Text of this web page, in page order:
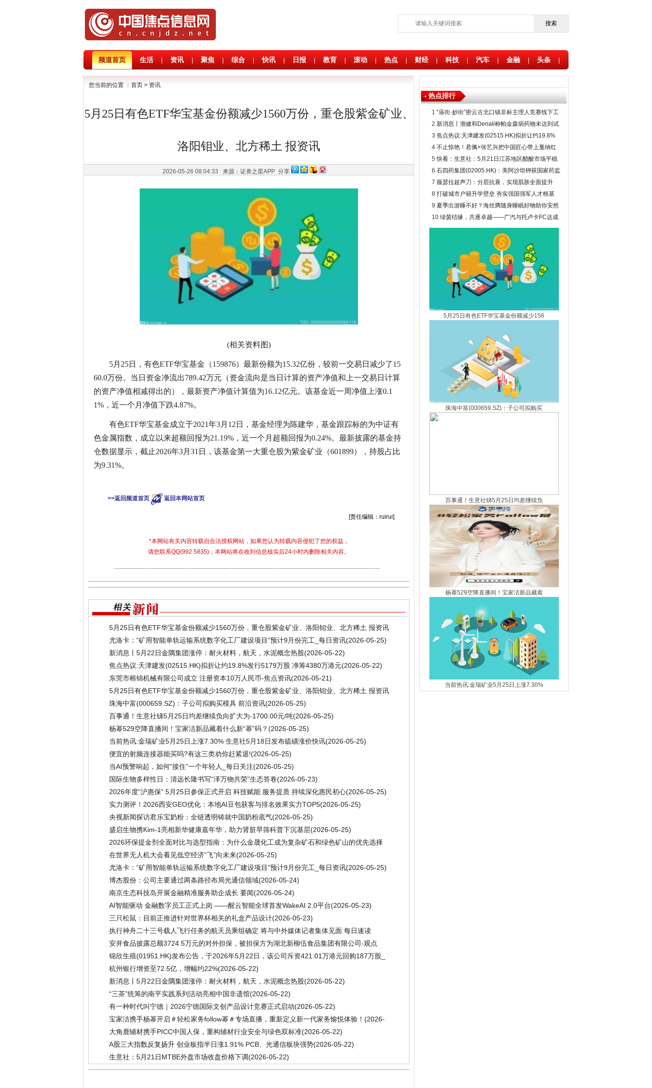
搜索
频道首页 生活 资讯 聚焦 综合 快讯 日报 教育 滚动 热点 财经 科技 汽车 金融 头条
您当前的位置 ： 首页 > 资讯
5月25日有色ETF华宝基金份额减少1560万份，重仓股紫金矿业、
洛阳钼业、北方稀土 报资讯
2026-05-26 08:04:33 来源：证券之星APP分享
(相关资料图)
5月25日，有色ETF华宝基金（159876）最新份额为15.32亿份，较前一交易日减少了15
60.0万份。当日资金净流出789.42万元（资金流向是当日计算的资产净值和上一交易日计算
的资产净值相减得出的），最新资产净值计算值为16.12亿元。该基金近一周净值上涨0.1
1%，近一个月净值下跌4.87%。
有色ETF华宝基金成立于2021年3月12日，基金经理为陈建华，基金跟踪标的为中证有
色金属指数，成立以来超额回报为21.19%，近一个月超额回报为0.24%。最新披露的基金持
仓数据显示，截止2026年3月31日，该基金第一大重仓股为紫金矿业（601899），持股占比
为9.31%。
>>返回频道首页 返回本网站首页
[责任编辑：ruirui]
*本网站有关内容转载自合法授权网站，如果您认为转载内容侵犯了您的权益，
请您联系QQ(992 5835)，本网站将在收到信息核实后24小时内删除相关内容。
5月25日有色ETF华宝基金份额减少1560万份，重仓股紫金矿业、洛阳钼业、北方稀土 报资讯
(2026-05-26)
尤洛卡：“矿用智能单轨运输系统数字化工厂建设项目”预计9月份完工_每日资讯(2026-05-25)
新消息丨5月22日金隅集团涨停：耐火材料，航天，水泥概念热股(2026-05-22)
焦点热议:天津建发(02515.HK)拟折让约19.8%发行5179万股 净筹4380万港元(2026-05-22)
东莞市榕锦机械有限公司成立 注册资本10万人民币-焦点资讯(2026-05-21)
5月25日有色ETF华宝基金份额减少1560万份，重仓股紫金矿业、洛阳钼业、北方稀土 报资讯
(2026-05-26)
珠海中富(000659.SZ)：子公司拟购买模具 前沿资讯(2026-05-25)
百事通！生意社锑5月25日均差继续负向扩大为-1700.00元/吨(2026-05-25)
杨幂529空降直播间！宝家洁新品藏着什么新“幂”码？(2026-05-25)
当前热讯:金瑞矿业5月25日上涨7.30% 生意社5月18日发布硫磺涨价快讯(2026-05-25)
便宜的射频连接器能买吗?有这三类劝你赶紧退!(2026-05-25)
当AI预警响起，如何“接住”一个年轻人_每日关注(2026-05-25)
国际生物多样性日：清远长隆书写“泽万物共荣”生态答卷(2026-05-23)
2026年度“沪惠保” 5月25日参保正式开启 科技赋能 服务提质 持续深化惠民初心(2026-05-25)
实力测评！2026西安GEO优化：本地AI豆包获客与排名效果实力TOP5(2026-05-25)
央视新闻探访君乐宝奶粉：全链透明铸就中国奶粉底气(2026-05-25)
盛启生物携Kim‑1亮相新华健康嘉年华，助力肾脏早筛科普下沉基层(2026-05-25)
2026环保提金剂全面对比与选型指南：为什么金晟化工成为复杂矿石和绿色矿山的优先选择
(2026-05-25)
在世界无人机大会看见低空经济“飞”向未来(2026-05-25)
尤洛卡：“矿用智能单轨运输系统数字化工厂建设项目”预计9月份完工_每日资讯(2026-05-25)
博杰股份：公司主要通过两条路径布局光通信领域(2026-05-24)
南京生态科技岛开展金融精准服务助企成长 要闻(2026-05-24)
AI智能驱动 金融数字员工正式上岗 ——醒云智能全球首发WakeAI 2.0平台(2026-05-23)
三只松鼠：目前正推进针对世界杯相关的礼盒产品设计(2026-05-23)
执行神舟二十三号载人飞行任务的航天员乘组确定 将与中外媒体记者集体见面 每日速读
(2026-05-23)
安井食品披露总额3724.5万元的对外担保，被担保方为湖北新柳伍食品集团有限公司-观点
(2026-05-22)
锦欣生殖(01951.HK)发布公告，于2026年5月22日，该公司斥资421.01万港元回购187万股_
视点(2026-05-22)
杭州银行增资至72.5亿，增幅约22%(2026-05-22)
新消息丨5月22日金隅集团涨停：耐火材料，航天，水泥概念热股(2026-05-22)
“三茶”统筹的南平实践系列活动亮相中国非遗馆(2026-05-22)
有一种时代叫宁德｜2026宁德国际文创产品设计竞赛正式启动(2026-05-22)
宝家洁携手杨幂开启＃轻松家务follow幂＃专场直播，重新定义新一代家务愉悦体验！ (2026-
05-22)
大角鹿辅材携手PICC中国人保，重构辅材行业安全与绿色双标准(2026-05-22)
A股三大指数反复扬升 创业板指半日涨1.91% PCB、光通信板块强势(2026-05-22)
生意社：5月21日MTBE外盘市场收盘价格下调(2026-05-22)
热点排行
1 “庙街·妙街”密云古北口镇非标主理人竞赛线下工
作营圆满举办
2 新消息丨渤健和Denali称帕金森病药物未达到试
验终点
3 焦点热议:天津建发(02515.HK)拟折让约19.8%
发行5179万股 净筹4380万港元
4 不止惊艳！君佩×张艺兴把中国匠心带上戛纳红
毯
5快看：生意社：5月21日江苏地区醋酸市场平稳
观望
6 石四药集团(02005.HK)：美阿沙坦钾获国家药监
局批准登记成为在上市制剂使用的原料药
7 薇瑟拉超声刀：分层抗衰，实现肌肤全面提升
8 打破城市户籍升学壁垒 夯实强国强军人才根基
9 夏季出游睡不好？海丝腾随身睡眠好物助你安然
入梦
10 绿茵结缘，共逐卓越——广汽与托卢卡FC达成
战略合作伙伴关系
5月25日有色ETF华宝基金份额减少156
珠海中富(000659.SZ)：子公司拟购买
百事通！生意社锑5月25日均差继续负
杨幂529空降直播间！宝家洁新品藏着
当前热讯:金瑞矿业5月25日上涨7.30%